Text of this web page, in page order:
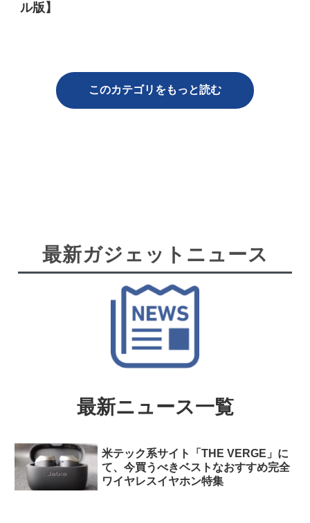
ル版】
このカテゴリをもっと読む
最新ガジェットニュース
最新ニュース一覧
米テック系サイト「THE VERGE」に
て、今買うべきベストなおすすめ完全
ワイヤレスイヤホン特集